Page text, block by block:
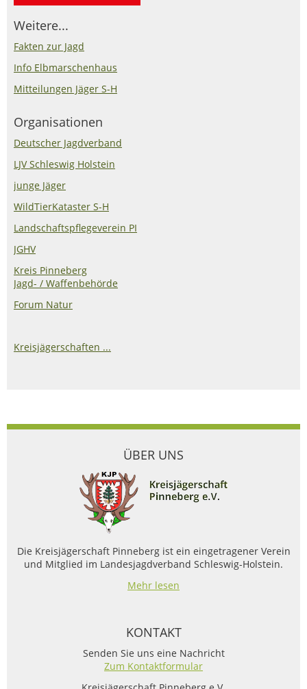
Weitere...
Fakten zur Jagd
Info Elbmarschenhaus
Mitteilungen Jäger S-H
Organisationen
Deutscher Jagdverband
LJV Schleswig Holstein
junge Jäger
WildTierKataster S-H
Landschaftspflegeverein PI
JGHV
Kreis Pinneberg
Jagd- / Waffenbehörde
Forum Natur
Kreisjägerschaften ...
ÜBER UNS
Die Kreisjägerschaft Pinneberg ist ein eingetragener Verein
und Mitglied im Landesjagdverband Schleswig-Holstein.
Mehr lesen
KONTAKT
Senden Sie uns eine Nachricht
Zum Kontaktformular